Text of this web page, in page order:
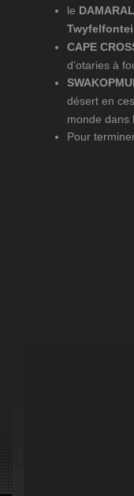
le
CAPE
d’otaries à
désert en
monde dans
Pour